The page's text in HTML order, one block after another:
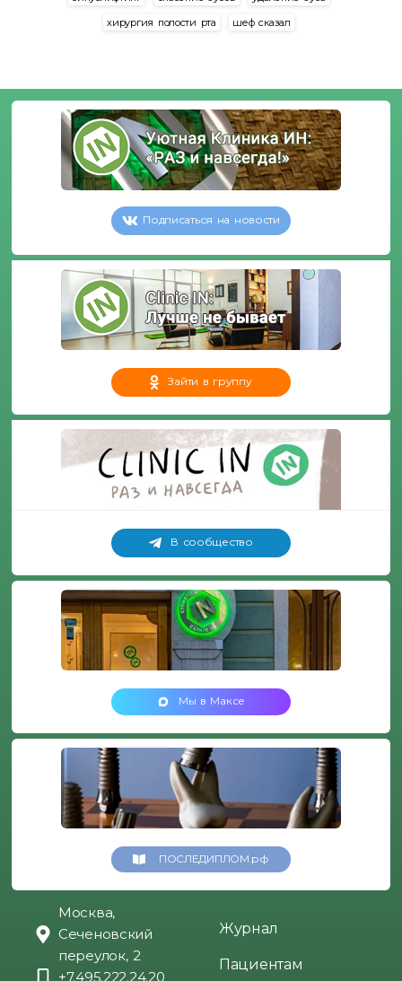
хирургия полости рта
шеф сказал
Подписаться на новости
Зайти в группу
В сообщество
Мы в Максе
ПОСЛЕДИПЛОМ.рф
Москва,
Сеченовский
переулок, 2
+7.495.222.24.20
Журнал
Пациентам